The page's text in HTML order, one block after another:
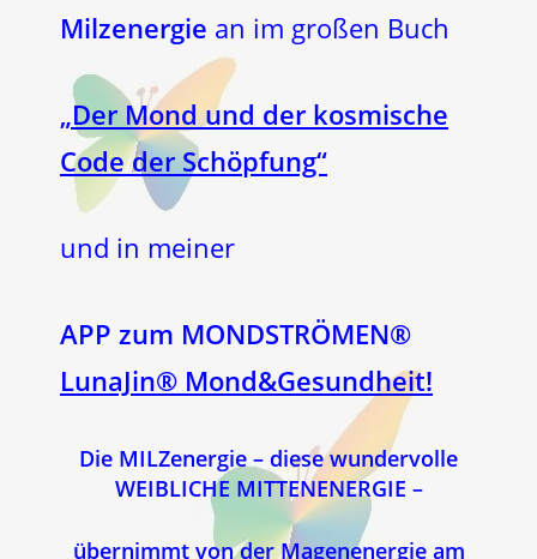
Milzenergie an im großen Buch
„Der Mond und der kosmische
Code der Schöpfung“
und in meiner
APP zum MONDSTRÖMEN®
LunaJin® Mond&Gesundheit!
Die MILZenergie – diese wundervolle
WEIBLICHE MITTENENERGIE –
übernimmt von der Magenenergie am